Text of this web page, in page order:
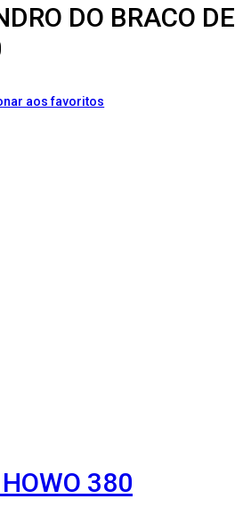
DO BRACO DE
aos favoritos
380